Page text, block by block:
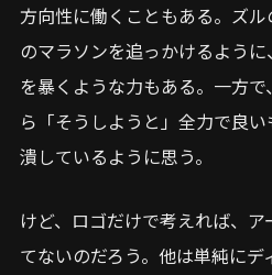
方向性に働くこともある。ズ
のマラソンを追っかけるよう
を暴くような力もある。一方
ら「そうしようと」全力で良
潰しているように思う。
けど、ロゴだけで考えれば、
てないのだろう。他は単純に